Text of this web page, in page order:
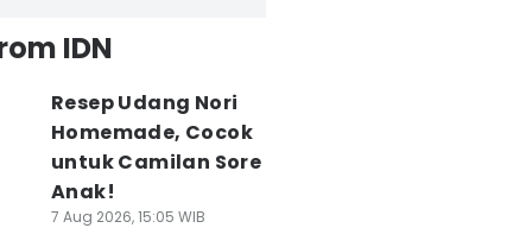
IDN
Resep Udang Nori
Homemade, Cocok
untuk Camilan Sore
Anak!
7 Aug 2026, 15:05 WIB